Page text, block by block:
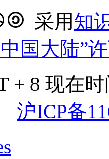
采用知
国大陆”
+ 8 现在
沪ICP备